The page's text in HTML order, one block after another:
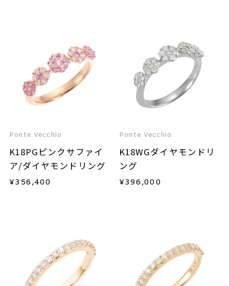
Ponte Vecchio
K18PGピンクサファイ
ア/ダイヤモンドリング
¥356,400
Ponte Vecchio
K18WGダイヤモンドリ
ング
¥396,000